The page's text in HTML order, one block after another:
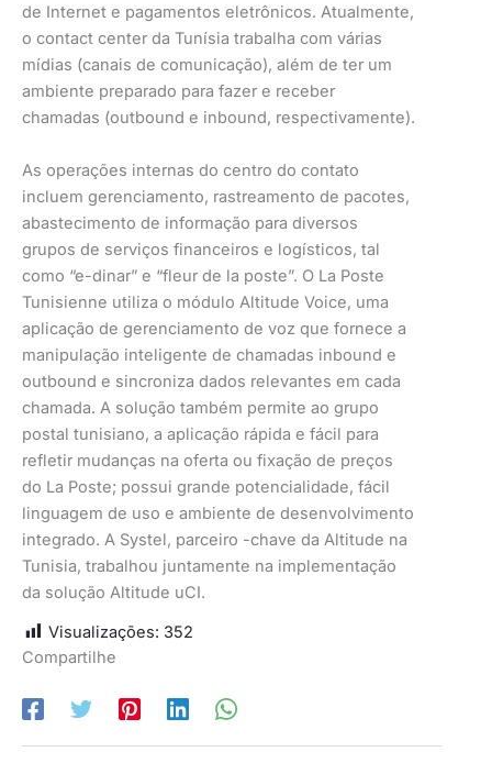
de Internet e pagamentos eletrônicos. Atualmente,
o contact center da Tunísia trabalha com várias
mídias (canais de comunicação), além de ter um
ambiente preparado para fazer e receber
chamadas (outbound e inbound, respectivamente).
As operações internas do centro do contato
incluem gerenciamento, rastreamento de pacotes,
abastecimento de informação para diversos
grupos de serviços financeiros e logísticos, tal
como “e-dinar” e “fleur de la poste”. O La Poste
Tunisienne utiliza o módulo Altitude Voice, uma
aplicação de gerenciamento de voz que fornece a
manipulação inteligente de chamadas inbound e
outbound e sincroniza dados relevantes em cada
chamada. A solução também permite ao grupo
postal tunisiano, a aplicação rápida e fácil para
refletir mudanças na oferta ou fixação de preços
do La Poste; possui grande potencialidade, fácil
linguagem de uso e ambiente de desenvolvimento
integrado. A Systel, parceiro -chave da Altitude na
Tunisia, trabalhou juntamente na implementação
da solução Altitude uCI.
Visualizações: 352
Compartilhe